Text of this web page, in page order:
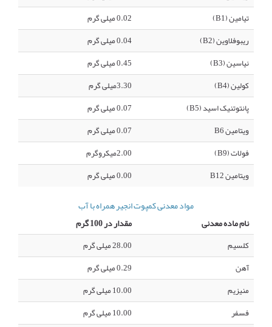
تیامین (B1)
0.02 میلی گرم
ریبوفلاوین (B2)
0.04 میلی گرم
نیاسین (B3)
0.45 میلی گرم
کولین (B4)
3.30میلی گرم
پانتوتنیک اسید (B5)
0.07 میلی گرم
ویتامین B6
0.07 میلی گرم
فولات (B9)
2.00میکروگرم
ویتامین B12
0.00 میلی گرم
مواد معدنی کمپوت انجیر همراه با آب
نام ماده معدنی
مقدار در 100 گرم
کلسیم
28.00 میلی گرم
آهن
0.29 میلی گرم
منیزیم
10.00 میلی گرم
فسفر
10.00 میلی گرم